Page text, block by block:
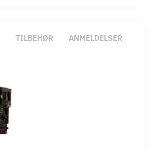
TILBEHØR ANMELDELSER